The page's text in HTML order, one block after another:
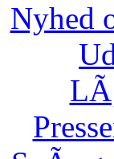
Nyhed